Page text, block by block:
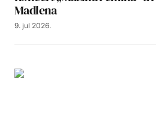
Madlena
9. jul 2026.